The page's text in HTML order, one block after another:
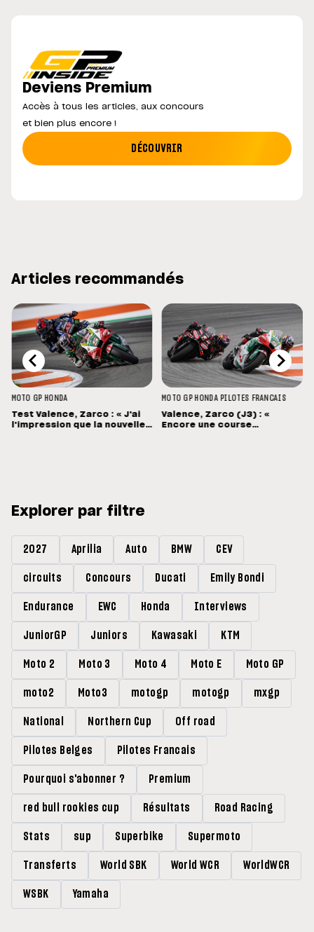
Deviens Premium
Accès à tous les articles, aux concours
et bien plus encore !
DÉCOUVRIR
Articles recommandés
MOTO GP HONDA
Test Valence, Zarco : « J'ai
l'impression que la nouvelle
MOTO GP HONDA PILOTES FRANCAIS
Valence, Zarco (J3) : «
Encore une course
Explorer par filtre
2027 Aprilia Auto BMW CEV
circuits Concours Ducati Emily Bondi
Endurance EWC Honda Interviews
JuniorGP Juniors Kawasaki KTM
Moto 2 Moto 3 Moto 4 Moto E Moto GP
moto2 Moto3 motogp motogp mxgp
National Northern Cup Off road
Pilotes Belges Pilotes Francais
Pourquoi s'abonner ? Premium
red bull rookies cup Résultats Road Racing
Stats sup Superbike Supermoto
Transferts World SBK World WCR WorldWCR
WSBK Yamaha